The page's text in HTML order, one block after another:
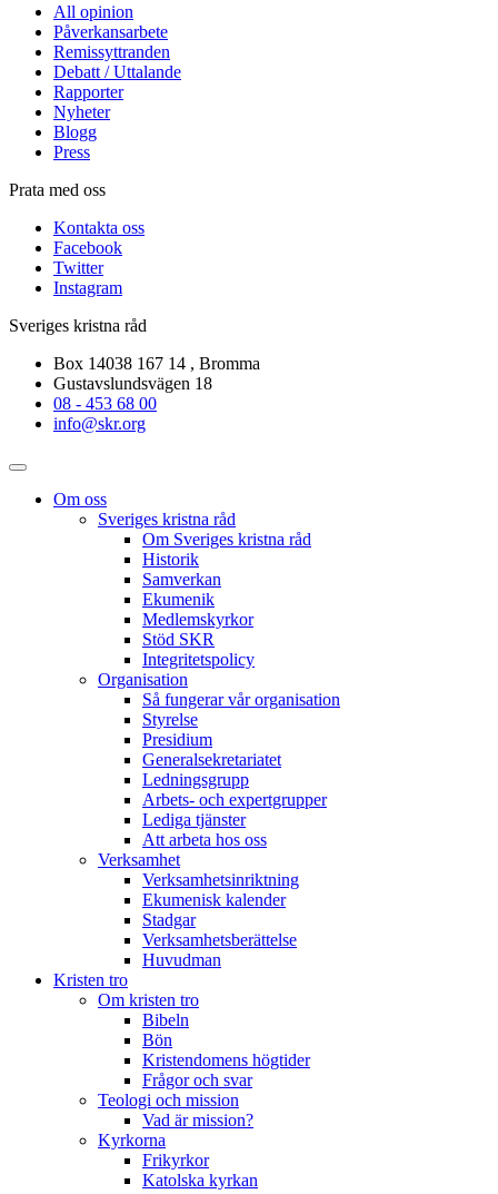
All opinion
Påverkansarbete
Remissyttranden
Debatt / Uttalande
Rapporter
Nyheter
Blogg
Press
Prata med oss
Kontakta oss
Facebook
Twitter
Instagram
Sveriges kristna råd
Box 14038 167 14 , Bromma
Gustavslundsvägen 18
08 - 453 68 00
info@skr.org
Om oss
Sveriges kristna råd
Om Sveriges kristna råd
Historik
Samverkan
Ekumenik
Medlemskyrkor
Stöd SKR
Integritetspolicy
Organisation
Så fungerar vår organisation
Styrelse
Presidium
Generalsekretariatet
Ledningsgrupp
Arbets- och expertgrupper
Lediga tjänster
Att arbeta hos oss
Verksamhet
Verksamhetsinriktning
Ekumenisk kalender
Stadgar
Verksamhetsberättelse
Huvudman
Kristen tro
Om kristen tro
Bibeln
Bön
Kristendomens högtider
Frågor och svar
Teologi och mission
Vad är mission?
Kyrkorna
Frikyrkor
Katolska kyrkan